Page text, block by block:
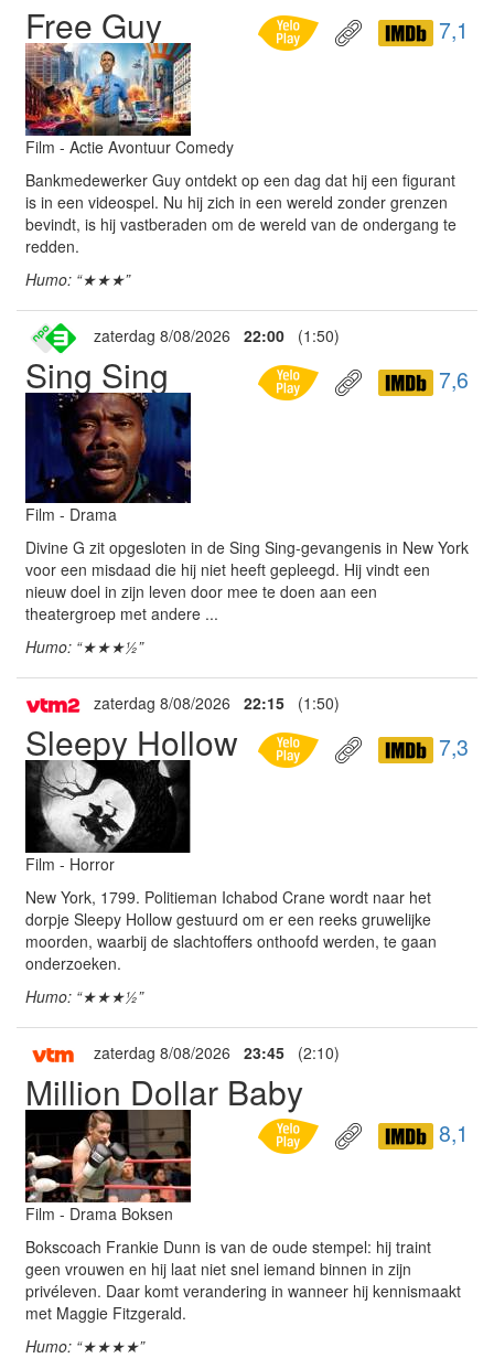
Free Guy 7,1
Film - Actie Avontuur Comedy
Bankmedewerker Guy ontdekt op een dag dat hij een figurant
is in een videospel. Nu hij zich in een wereld zonder grenzen
bevindt, is hij vastberaden om de wereld van de ondergang te
redden.
Humo: “★★★”
zaterdag 8/08/2026 22:00 (1:50)
Sing Sing 7,6
Film - Drama
Divine G zit opgesloten in de Sing Sing-gevangenis in New York
voor een misdaad die hij niet heeft gepleegd. Hij vindt een
nieuw doel in zijn leven door mee te doen aan een
theatergroep met andere ...
Humo: “★★★½”
zaterdag 8/08/2026 22:15 (1:50)
Sleepy Hollow 7,3
Film - Horror
New York, 1799. Politieman Ichabod Crane wordt naar het
dorpje Sleepy Hollow gestuurd om er een reeks gruwelijke
moorden, waarbij de slachtoffers onthoofd werden, te gaan
onderzoeken.
Humo: “★★★½”
zaterdag 8/08/2026 23:45 (2:10)
Million Dollar Baby
8,1
Film - Drama Boksen
Bokscoach Frankie Dunn is van de oude stempel: hij traint
geen vrouwen en hij laat niet snel iemand binnen in zijn
privéleven. Daar komt verandering in wanneer hij kennismaakt
met Maggie Fitzgerald.
Humo: “★★★★”